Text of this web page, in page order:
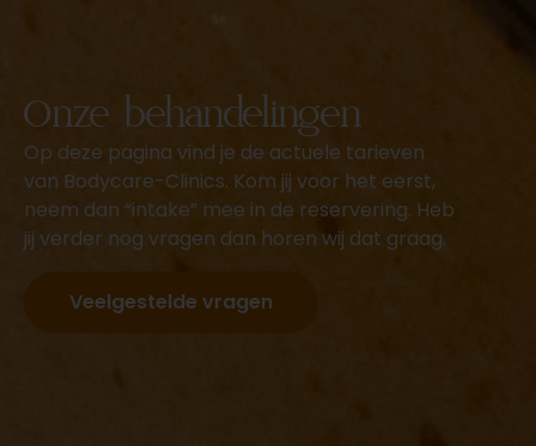
Onze behandelingen
Op deze pagina vind je de actuele tarieven
van Bodycare-Clinics. Kom jij voor het eerst,
neem dan “intake” mee in de reservering. Heb
jij verder nog vragen dan horen wij dat graag.
Veelgestelde vragen